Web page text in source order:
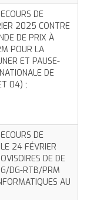
DE
2025 CONTRE
DE PRIX À
POUR LA
ET PAUSE-
DE
04) ;
DE
24 FÉVRIER
DE DE
DG-RTB/PRM
AU